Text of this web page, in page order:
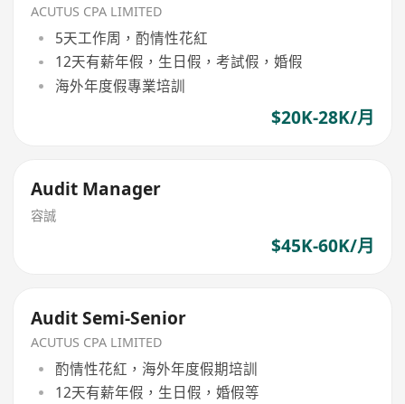
ACUTUS CPA LIMITED
5天工作周，酌情性花紅
12天有薪年假，生日假，考試假，婚假
海外年度假專業培訓
$20K-28K/月
Audit Manager
容誠
$45K-60K/月
Audit Semi-Senior
ACUTUS CPA LIMITED
酌情性花紅，海外年度假期培訓
12天有薪年假，生日假，婚假等